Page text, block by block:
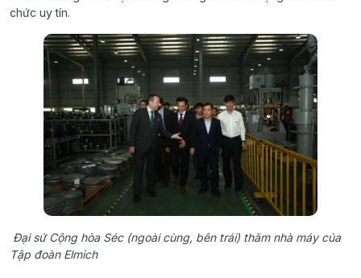
chức uy tín.
Đại sứ Cộng hòa Séc (ngoài cùng, bên trái) thăm nhà máy của
Tập đoàn Elmich